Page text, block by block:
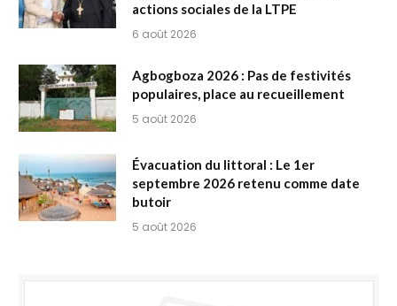
actions sociales de la LTPE
6 août 2026
Agbogboza 2026 : Pas de festivités
populaires, place au recueillement
5 août 2026
Évacuation du littoral : Le 1er
septembre 2026 retenu comme date
butoir
5 août 2026